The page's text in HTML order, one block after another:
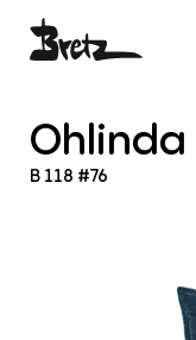
Ohlinda
B 118 #76